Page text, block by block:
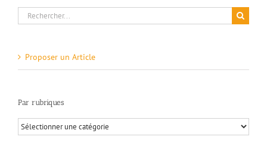
Rechercher:
Proposer un Article
Par rubriques
Par
rubriques